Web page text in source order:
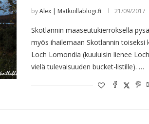
byAlex | Matkoillablogi.fi 21/09/2017
Skotlannin maaseutukierroksella
myös ihailemaan Skotlannin toiseksi
Loch Lomondia (kuuluisin lienee
vielä tulevaisuuden bucket-listille). …